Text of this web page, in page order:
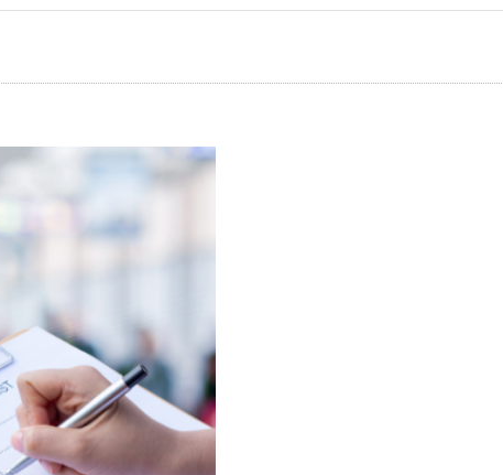
de limpeza (DML)?
cuidados e produtos recomendados.